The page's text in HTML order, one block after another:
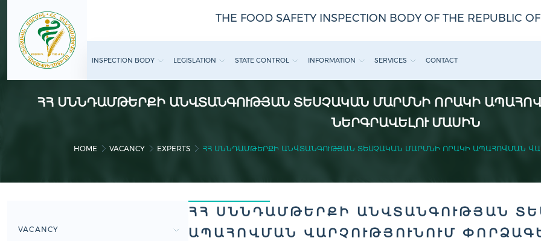
THE FOOD SAFETY INSPECTION BODY OF THE REPUBLIC
INSPECTION BODY LEGISLATION STATE CONTROL INFORMATION SERVICES CONTACT
ՀՀ ՍՆՆԴԱՄԹԵՐՔԻ ԱՆՎՏԱՆԳՈՒԹՅԱՆ ՏԵՍՉԱԿԱՆ ՄԱՐՄՆԻ ՈՐԱԿԻ
ՆԵՐԳՐԱՎԵԼՈՒ ՄԱՍԻՆ
HOME VACANCY EXPERTS ՀՀ ՍՆՆԴԱՄԹԵՐՔԻ ԱՆՎՏԱՆԳՈՒԹՅԱՆ ՏԵՍՉԱԿԱՆ ՄԱՐՄՆԻ ՈՐԱԿԻ ԱՊԱՀՈՎՄԱՆ
VACANCY
ՀՀ ՍՆՆԴԱՄԹԵՐՔԻ ԱՆՎՏԱՆԳՈՒԹՅԱՆ
ԱՊԱՀՈՎՄԱՆ ՎԱՐՉՈՒԹՅՈՒՆՈՒՄ